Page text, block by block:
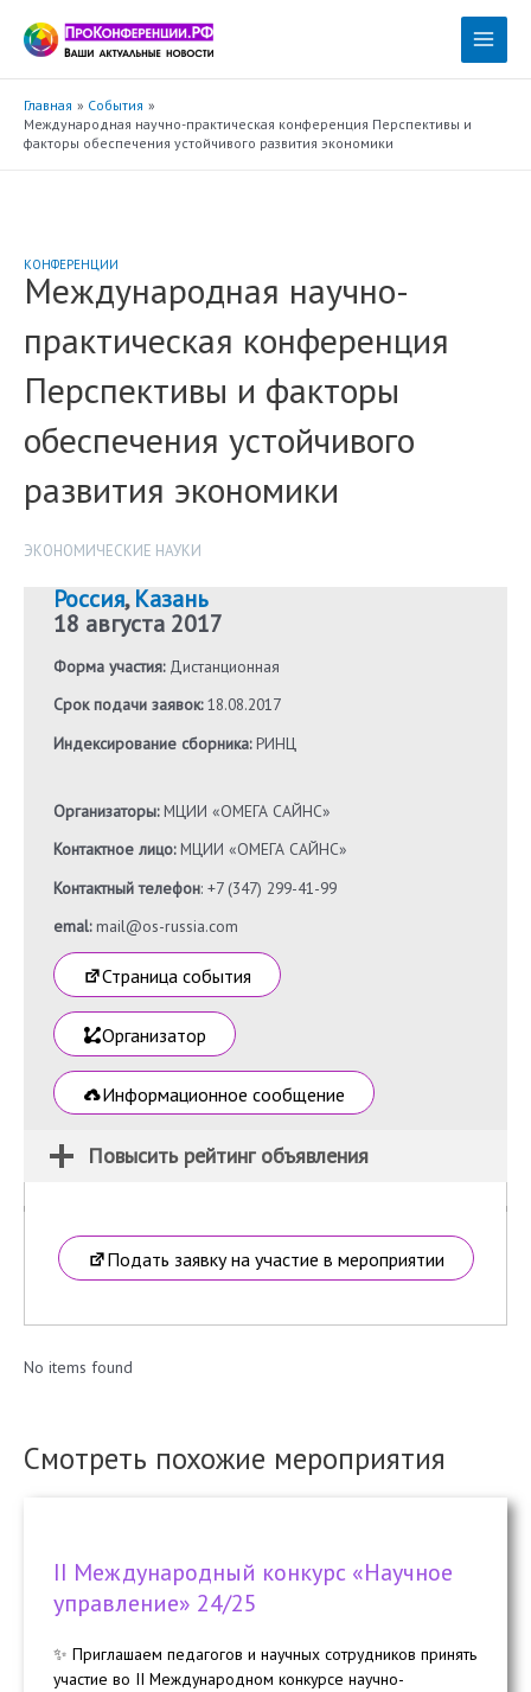
содержимому
Main
Главная
События
Международная научно-практическая конференция Перспективы и
факторы обеспечения устойчивого развития экономики
КОНФЕРЕНЦИИ
Международная научно-
практическая конференция
Перспективы и факторы
обеспечения устойчивого
развития экономики
ЭКОНОМИЧЕСКИЕ НАУКИ
Россия,Казань
18 августа 2017
Форма участия:Дистанционная
Срок подачи заявок:18.08.2017
Индексирование сборника:РИНЦ
Организаторы:МЦИИ «ОМЕГА САЙНС»
Контактное лицо:МЦИИ «ОМЕГА САЙНС»
Контактный телефон: +7 (347) 299-41-99
emal:mail@os-russia.com
Страница события
Организатор
Информационное сообщение
Повысить рейтинг объявления
Подать заявку на участие в мероприятии
No items found
Смотреть похожие мероприятия
II Международный конкурс «Научное
управление» 24/25
✨ Приглашаем педагогов и научных сотрудников принять
участие во II Международном конкурсе научно-